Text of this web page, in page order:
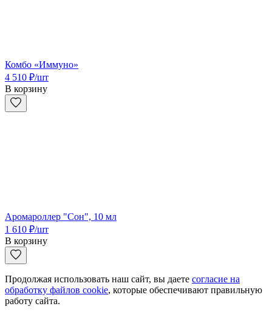
Комбо «Иммуно»
4 510 ₽/шт
В корзину
Аромароллер "Сон", 10 мл
1 610 ₽/шт
В корзину
Продолжая использовать наш сайт, вы даете согласие на
обработку файлов cookie, которые обеспечивают правильную
работу сайта.